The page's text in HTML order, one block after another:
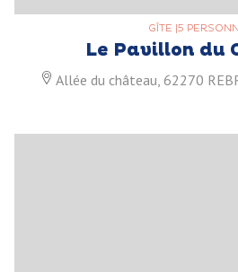
GÎTE 5
Le Pavillon du
Allée du château, 62270